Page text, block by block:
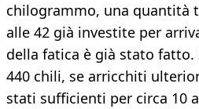
chilogrammo, una quantità
alle 42 già investite per
della fatica è già stato fatto.
440 chili, se arricchiti
stati sufficienti per circa 10